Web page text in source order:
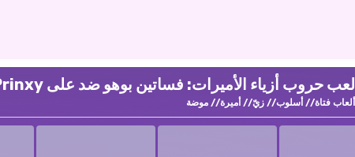
لعب حروب أزياء الأميرات: فساتين بوهو ضد على Prinxy
ألعاب فتاة أسلوب زيّ أميرة موضة